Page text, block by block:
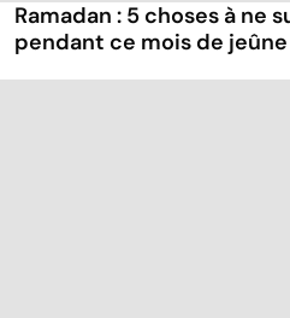
Ramadan : 5 choses à ne
pendant ce mois de jeûne